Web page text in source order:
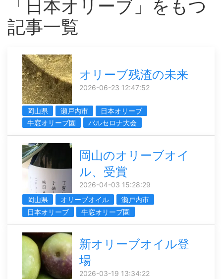
「日本オリーブ」をもつ
記事一覧
オリーブ残渣の未来
2026-06-23 12:47:52
岡山県 瀬戸内市
日本オリーブ
牛窓オリーブ園
バルセロナ大会
岡山のオリーブオイ
ル、受賞
2026-04-03 15:28:29
岡山県
オリーブオイル
瀬戸内市
日本オリーブ
牛窓オリーブ園
新オリーブオイル登
場
2026-03-19 13:34:22